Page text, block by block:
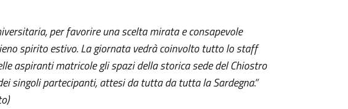
per favorire una scelta mirata e consapevole
spirito estivo. La giornata vedrà coinvolto tutto lo staff
aspiranti matricole gli spazi della storica sede del Chiostro
singoli partecipanti, attesi da tutta da tutta la Sardegna.”